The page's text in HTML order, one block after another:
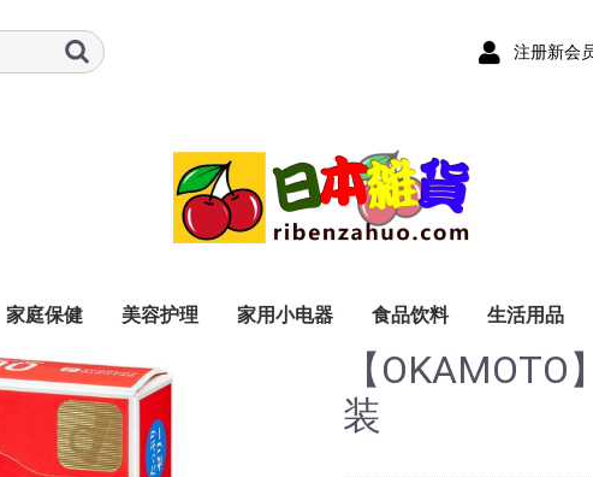
注册新会
血压
血糖
血脂
动脉硬化
尿酸
免疫
关节
减肥
美容
肠胃保健
肝脏保健
男士保健
女士保健
家庭保健
医疗器具 手腕用
上臂用
腰
背
腕
肘
膝
踝
手指
医药品（非处方类） 耳
鼻
喉
软膏类
外敷类
妇幼用品
美容护理
面膜
护理用品
家用小电器
本体
刷头
本体
刀刃（刀头）
食品饮料
茶叶
咖啡
酒类
食品・糕点
奶粉
生活用品
厨房用品
浴室用品
卫生间用品
日用品
【
装